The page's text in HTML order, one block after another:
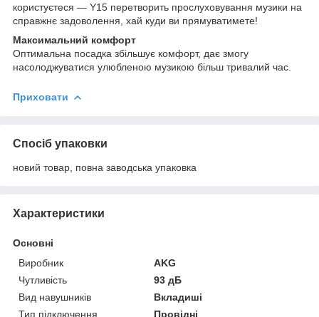
користуєтеся — Y15 перетворить прослуховування музики на
справжнє задоволення, хай куди ви прямуватимете!
Максимальний комфорт
Оптимальна посадка збільшує комфорт, дає змогу
насолоджуватися улюбленою музикою більш тривалий час.
Приховати
Спосіб упаковки
новий товар, повна заводська упаковка
Характеристики
Основні
Виробник
AKG
Чутливість
93 дБ
Вид навушників
Вкладиші
Тип підключення
Провідні